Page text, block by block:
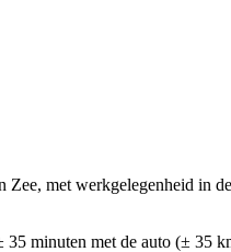
met werkgelegenheid in
minuten met de auto (± 35